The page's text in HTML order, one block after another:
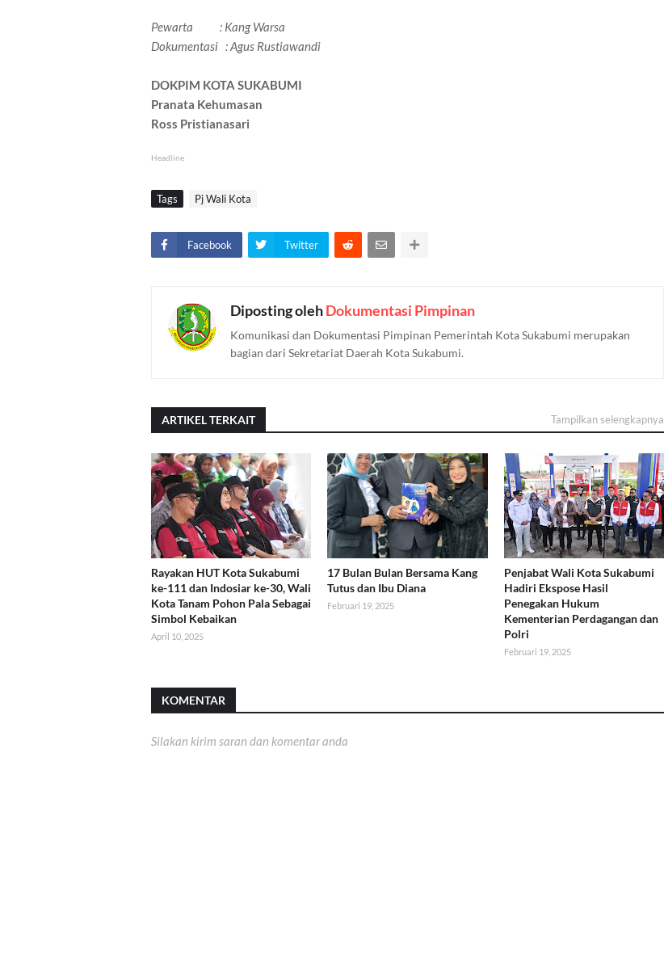
Pewarta : Kang Warsa
Dokumentasi : Agus Rustiawandi
DOKPIM KOTA SUKABUMI
Pranata Kehumasan
Ross Pristianasari
Headline
Tags Pj Wali Kota
Facebook Twitter
Diposting olehDokumentasi Pimpinan
Komunikasi dan Dokumentasi Pimpinan Pemerintah Kota Sukabumi merupakan
bagian dari Sekretariat Daerah Kota Sukabumi.
ARTIKEL TERKAIT Tampilkan selengkapnya
Rayakan HUT Kota Sukabumi
ke-111 dan Indosiar ke-30, Wali
Kota Tanam Pohon Pala Sebagai
Simbol Kebaikan
April 10, 2025
17 Bulan Bulan Bersama Kang
Tutus dan Ibu Diana
Februari 19, 2025
Penjabat Wali Kota Sukabumi
Hadiri Ekspose Hasil
Penegakan Hukum
Kementerian Perdagangan dan
Polri
Februari 19, 2025
KOMENTAR
Silakan kirim saran dan komentar anda